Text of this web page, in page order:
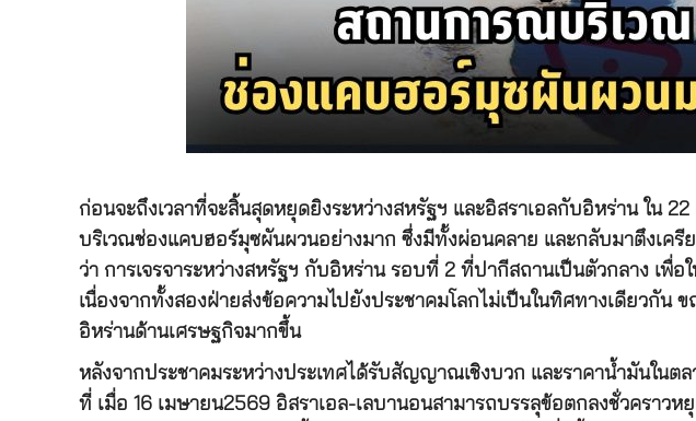
ก่อนจะถึงเวลาที่จะสิ้นสุดหยุดยิงระหว่างสหรัฐฯ และอิสราเอลกับอิหร่าน ใน
บริเวณช่องแคบฮอร์มุซผันผวนอย่างมาก ซึ่งมีทั้งผ่อนคลาย และกลับมาตึงเครี
ว่า การเจรจาระหว่างสหรัฐฯ กับอิหร่าน รอบที่ 2 ที่ปากีสถานเป็นตัวกลาง เพื่อ
เนื่องจากทั้งสองฝ่ายส่งข้อความไปยังประชาคมโลกไม่เป็นในทิศทางเดียวกัน
อิหร่านด้านเศรษฐกิจมากขึ้น
หลังจากประชาคมระหว่างประเทศได้รับสัญญาณเชิงบวก และราคาน้ำมันในต
ที่ เมื่อ 16 เมษายน2569 อิสราเอล-เลบานอนสามารถบรรลุข้อตกลงชั่วคราวหยุ